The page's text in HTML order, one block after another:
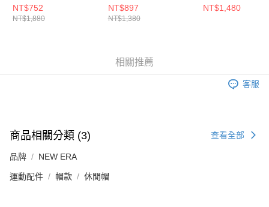
SYNOPTIC CHART
MAP NEW ERA
NT$752
NT$1,880
9FORTY NE 大地咖
NE14499987
NT$897
NT$1,380
TW NE14329736
NT$1,480
相關推薦
客服
商品相關分類 (3) 查看全部
品牌 NEW ERA
運動配件 帽款 休閒帽